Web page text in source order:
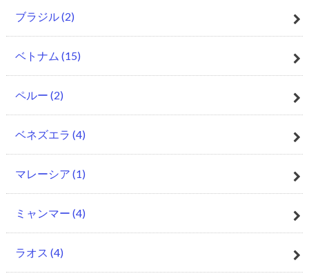
ブラジル(2)
ベトナム (15)
ペルー (2)
ベネズエラ (4)
マレーシア (1)
ミャンマー (4)
ラオス (4)